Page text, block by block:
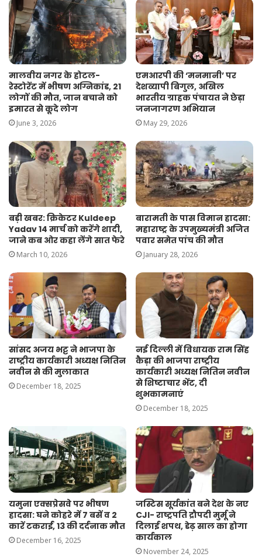
मालवीय नगर के होटल-
रेस्टोरेंट में भीषण अग्निकांड, 21
लोगों की मौत, जान बचाने को
इमारत से कूदे लोग
June 3, 2026
एमआरपी की ‘मनमानी’ पर
देशव्यापी बिगुल, अखिल
भारतीय ग्राहक पंचायत ने छेड़ा
जनजागरण अभियान
May 29, 2026
बड़ी खबर: क्रिकेटर Kuldeep
Yadav 14 मार्च को करेंगे शादी,
जाने कब ओर कहा लेंगे सात फेरे
March 10, 2026
बारामती के पास विमान हादसा:
महाराष्ट्र के उपमुख्यमंत्री अजित
पवार समेत पांच की मौत
January 28, 2026
सांसद अजय भट्ट ने भाजपा के
राष्ट्रीय कार्यकारी अध्यक्ष नितिन
नवीन से की मुलाकात
December 18, 2025
नई दिल्ली में विधायक राम सिंह
कैड़ा की भाजपा राष्ट्रीय
कार्यकारी अध्यक्ष नितिन नवीन
से शिष्टाचार भेंट, दी
शुभकामनाएं
December 18, 2025
यमुना एक्सप्रेसवे पर भीषण
हादसा: घने कोहरे में 7 बसें व 2
कारें टकराईं, 13 की दर्दनाक मौत
December 16, 2025
जस्टिस सूर्यकांत बने देश के नए
CJI- राष्ट्रपति द्रौपदी मुर्मू ने
दिलाई शपथ, डेढ़ साल का होगा
कार्यकाल
November 24, 2025